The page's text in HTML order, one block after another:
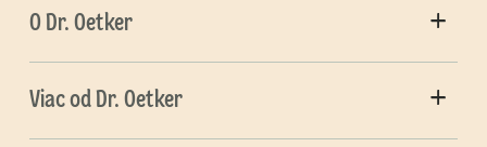
O Dr. Oetker
Viac od Dr. Oetker